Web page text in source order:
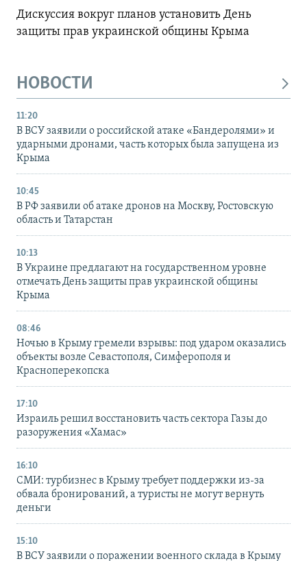
Дискуссия вокруг планов установить День
защиты прав украинской общины Крыма
НОВОСТИ
11:20
В ВСУ заявили о российской атаке «Бандеролями» и
ударными дронами, часть которых была запущена из
Крыма
10:45
В РФ заявили об атаке дронов на Москву, Ростовскую
область и Татарстан
10:13
В Украине предлагают на государственном уровне
отмечать День защиты прав украинской общины
Крыма
08:46
Ночью в Крыму гремели взрывы: под ударом оказались
объекты возле Севастополя, Симферополя и
Красноперекопска
17:10
Израиль решил восстановить часть сектора Газы до
разоружения «Хамас»
16:10
СМИ: турбизнес в Крыму требует поддержки из-за
обвала бронирований, а туристы не могут вернуть
деньги
15:10
В ВСУ заявили о поражении военного склада в Крыму